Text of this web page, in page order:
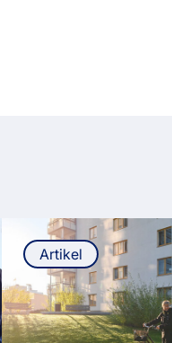
Artikel